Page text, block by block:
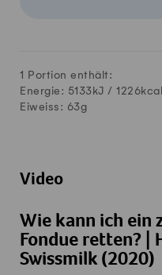
1 Portion enthält:
Energie: 5133kJ / 1226
Eiweiss: 63g
Video
Wie kann ich ein
Fondue retten? |
Swissmilk (2020)